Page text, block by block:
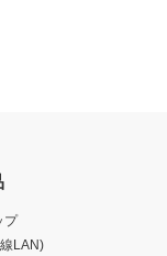
プ
LAN)